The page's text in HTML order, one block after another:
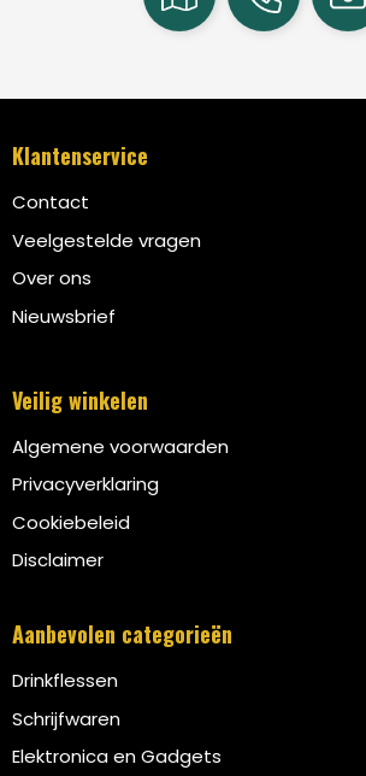
Klantenservice
Contact
Veelgestelde vragen
Over ons
Nieuwsbrief
Veilig winkelen
Algemene voorwaarden
Privacyverklaring
Cookiebeleid
Disclaimer
Aanbevolen categorieën
Drinkflessen
Schrijfwaren
Elektronica en Gadgets